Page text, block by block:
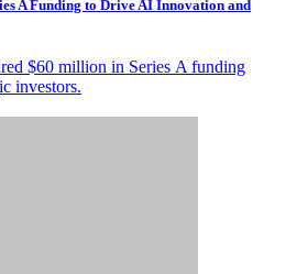
A Funding to Drive AI Innovation and
$60 million in Series A funding
investors.